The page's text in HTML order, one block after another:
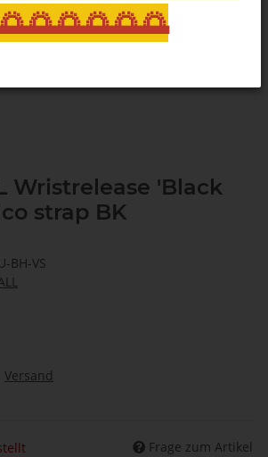
Wristrelease 'Black
strap BK
BH-VS
Versand
Frage zum Artikel